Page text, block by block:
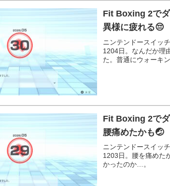
Fit Boxing 2で
異様に疲れる😔
ニンテンドースイッ
1204日。なんだか理
た。普通にウォーキ
Fit Boxing 2で
腰痛めたかも🤕
ニンテンドースイッ
1203日。腰を痛めた
かったのか…。